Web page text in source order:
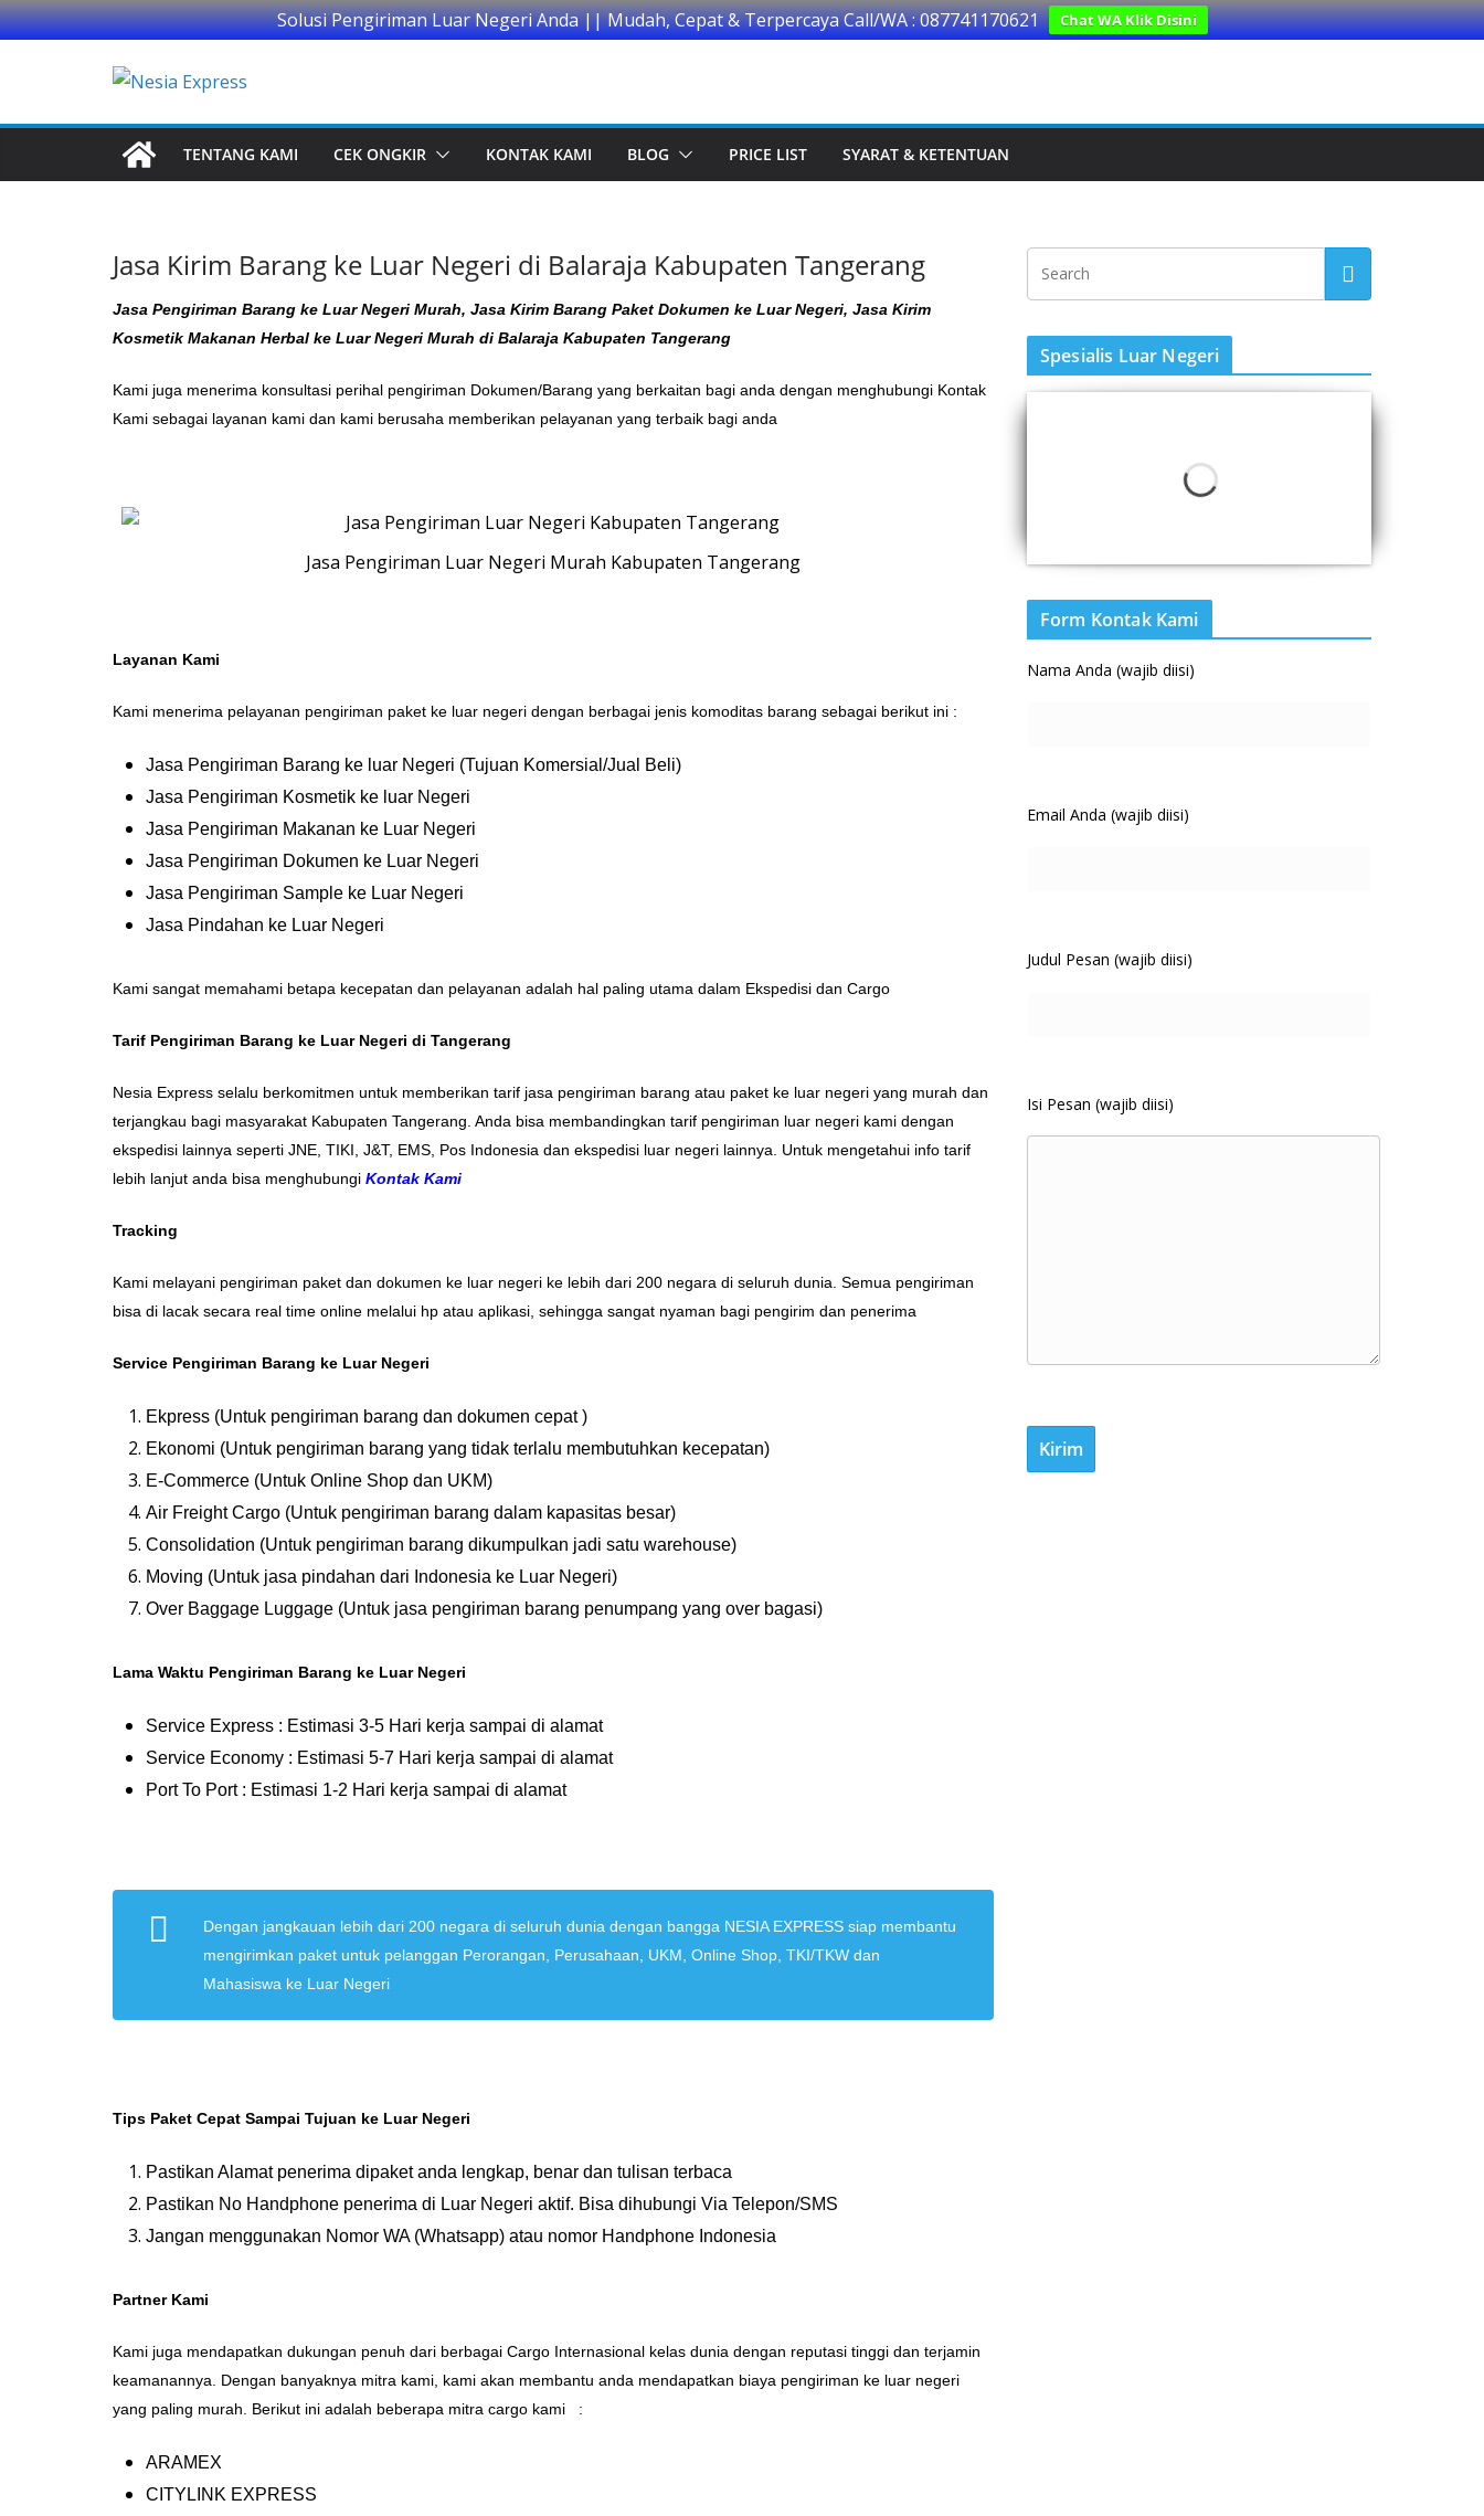
Solusi Pengiriman Luar Negeri Anda || Mudah, Cepat & Terpercaya Call/WA : 087741170621 Chat WA Klik Disini
TENTANG KAMI CEK ONGKIR KONTAK KAMI BLOG PRICE LIST SYARAT & KETENTUAN
Jasa Kirim Barang ke Luar Negeri di Balaraja Kabupaten Tangerang
Jasa Pengiriman Barang ke Luar Negeri Murah, Jasa Kirim Barang Paket Dokumen ke Luar Negeri, Jasa Kirim
Kosmetik Makanan Herbal ke Luar Negeri Murah di Balaraja Kabupaten Tangerang
Kami juga menerima konsultasi perihal pengiriman Dokumen/Barang yang berkaitan bagi anda dengan menghubungi Kontak
Kami sebagai layanan kami dan kami berusaha memberikan pelayanan yang terbaik bagi anda
Jasa Pengiriman Luar Negeri Murah Kabupaten Tangerang
Layanan Kami
Kami menerima pelayanan pengiriman paket ke luar negeri dengan berbagai jenis komoditas barang sebagai berikut ini :
Jasa Pengiriman Barang ke luar Negeri (Tujuan Komersial/Jual Beli)
Jasa Pengiriman Kosmetik ke luar Negeri
Jasa Pengiriman Makanan ke Luar Negeri
Jasa Pengiriman Dokumen ke Luar Negeri
Jasa Pengiriman Sample ke Luar Negeri
Jasa Pindahan ke Luar Negeri
Kami sangat memahami betapa kecepatan dan pelayanan adalah hal paling utama dalam Ekspedisi dan Cargo
Tarif Pengiriman Barang ke Luar Negeri di Tangerang
Nesia Express selalu berkomitmen untuk memberikan tarif jasa pengiriman barang atau paket ke luar negeri yang murah dan
terjangkau bagi masyarakat Kabupaten Tangerang. Anda bisa membandingkan tarif pengiriman luar negeri kami dengan
ekspedisi lainnya seperti JNE, TIKI, J&T, EMS, Pos Indonesia dan ekspedisi luar negeri lainnya. Untuk mengetahui info tarif
lebih lanjut anda bisa menghubungi Kontak Kami
Tracking
Kami melayani pengiriman paket dan dokumen ke luar negeri ke lebih dari 200 negara di seluruh dunia. Semua pengiriman
bisa di lacak secara real time online melalui hp atau aplikasi, sehingga sangat nyaman bagi pengirim dan penerima
Service Pengiriman Barang ke Luar Negeri
Ekpress (Untuk pengiriman barang dan dokumen cepat )
Ekonomi (Untuk pengiriman barang yang tidak terlalu membutuhkan kecepatan)
E-Commerce (Untuk Online Shop dan UKM)
Air Freight Cargo (Untuk pengiriman barang dalam kapasitas besar)
Consolidation (Untuk pengiriman barang dikumpulkan jadi satu warehouse)
Moving (Untuk jasa pindahan dari Indonesia ke Luar Negeri)
Over Baggage Luggage (Untuk jasa pengiriman barang penumpang yang over bagasi)
Lama Waktu Pengiriman Barang ke Luar Negeri
Service Express : Estimasi 3-5 Hari kerja sampai di alamat
Service Economy : Estimasi 5-7 Hari kerja sampai di alamat
Port To Port : Estimasi 1-2 Hari kerja sampai di alamat
Dengan jangkauan lebih dari 200 negara di seluruh dunia dengan bangga NESIA EXPRESS siap membantu
mengirimkan paket untuk pelanggan Perorangan, Perusahaan, UKM, Online Shop, TKI/TKW dan
Mahasiswa ke Luar Negeri
Tips Paket Cepat Sampai Tujuan ke Luar Negeri
Pastikan Alamat penerima dipaket anda lengkap, benar dan tulisan terbaca
Pastikan No Handphone penerima di Luar Negeri aktif. Bisa dihubungi Via Telepon/SMS
Jangan menggunakan Nomor WA (Whatsapp) atau nomor Handphone Indonesia
Partner Kami
Kami juga mendapatkan dukungan penuh dari berbagai Cargo Internasional kelas dunia dengan reputasi tinggi dan terjamin
keamanannya. Dengan banyaknya mitra kami, kami akan membantu anda mendapatkan biaya pengiriman ke luar negeri
yang paling murah. Berikut ini adalah beberapa mitra cargo kami :
ARAMEX
CITYLINK EXPRESS
Spesialis Luar Negeri
Form Kontak Kami
Nama Anda (wajib diisi)
Email Anda (wajib diisi)
Judul Pesan (wajib diisi)
Isi Pesan (wajib diisi)